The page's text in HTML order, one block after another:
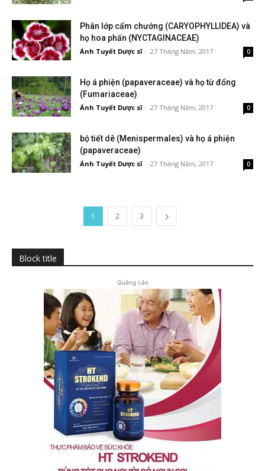
Phân lớp cẩm chướng (CARYOPHYLLIDEA) và
họ hoa phấn (NYCTAGINACEAE)
Ánh Tuyết Dược sĩ - 27 Tháng Năm, 2017 0
Họ á phiện (papaveraceae) và họ từ đổng
(Fumariaceae)
Ánh Tuyết Dược sĩ - 27 Tháng Năm, 2017 0
bộ tiết dê (Menispermales) và họ á phiện
(papaveraceae)
Ánh Tuyết Dược sĩ - 27 Tháng Năm, 2017 0
1 2 3
Block title
Quảng cáo